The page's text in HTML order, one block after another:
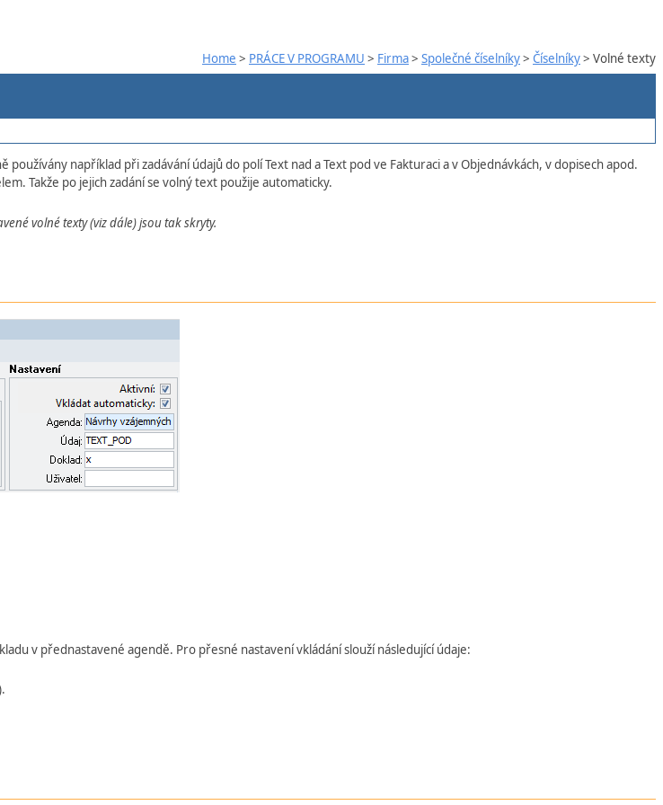
Home > PRÁCE V PROGRAMU > Firma> Společné číselníky> Číselníky> Volné texty
například při zadávání údajů do polí Text nad a Text pod ve Fakturaci a v Objednávkách, v dopisech apod.
Takže po jejich zadání se volný text použije automaticky.
volné texty (viz dále) jsou tak skryty.
v přednastavené agendě. Pro přesné nastavení vkládání slouží následující údaje: